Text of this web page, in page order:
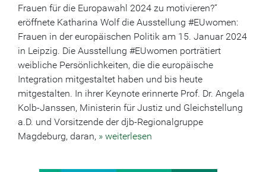
Frauen für die Europawahl 2024 zu motivieren?“
eröffnete Katharina Wolf die Ausstellung #EUwomen:
Frauen in der europäischen Politik am 15. Januar 2024
in Leipzig. Die Ausstellung #EUwomen porträtiert
weibliche Persönlichkeiten, die die europäische
Integration mitgestaltet haben und bis heute
mitgestalten. In ihrer Keynote erinnerte Prof. Dr. Angela
Kolb-Janssen, Ministerin für Justiz und Gleichstellung
a.D. und Vorsitzende der djb-Regionalgruppe
Magdeburg, daran, » weiterlesen